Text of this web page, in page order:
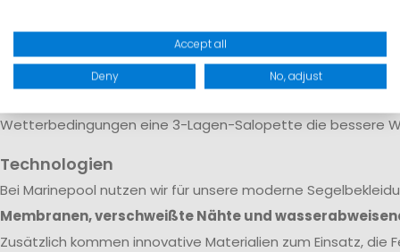
beansprucht werden. Die Wahl des Materials sollte daher
Einsatzbereich orientiert werden: Für entspannte
Wetterbedingungen eine 3-Lagen-Salopette die bessere
Technologien
Bei Marinepool nutzen wir für unsere moderne
Membranen, verschweißte Nähte und
Zusätzlich kommen innovative Materialien zum Einsatz, die
Accept all
Deny No, adjust